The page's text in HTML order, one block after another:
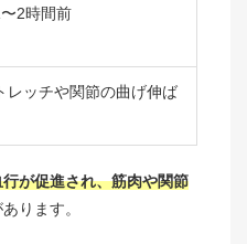
2時間前
レッチや関節の曲げ伸ば
が促進され、筋肉や関節
ります。